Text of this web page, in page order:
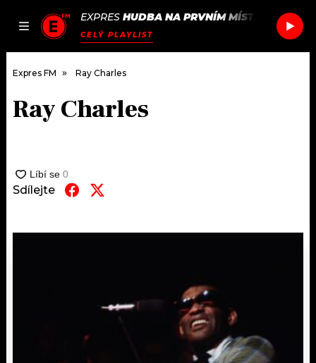
JAK
SEZNAM.CZ
EXPRES HUDBA NA PRVNÍM MÍSTĚ ZRNI
CELÝ PLAYLIST
DOMŮ
AKTUÁLNĚ
PODCASTY
Expres FM Ray Charles
Ray Charles
Sdílejte